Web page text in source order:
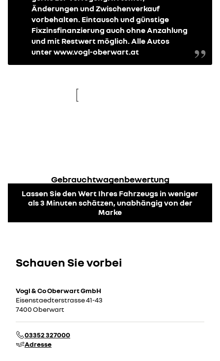
Änderungen und Zwischenverkauf
vorbehalten. Eintausch und günstige
Fixzinsfinanzierung auch ohne Anzahlung
und mit Restwert möglich. Alle Autos
unter www.vogl-oberwart.at
re
Gebrauchtwagenbewertung
Lassen Sie den Wert Ihres Fahrzeugs in weniger
als 3 Minuten schätzen, unabhängig von der
Marke
Schauen Sie vorbei
Vogl & Co Oberwart GmbH
Eisenstaedterstrasse 41-43
7400 Oberwart
03352 327000
Adresse